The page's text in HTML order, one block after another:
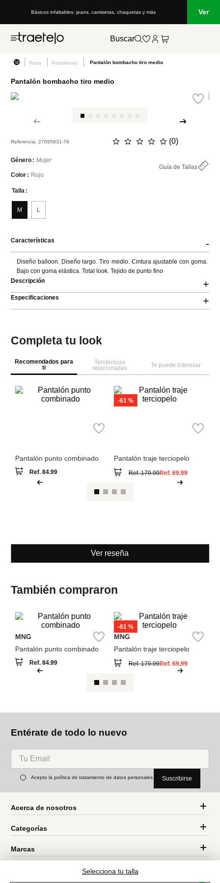
Básicos infaltables: jeans, camisetas, chaquetas y más Ver
Buscar
Ropa Pantalones Pantalón bombacho tiro medio
Pantalón bombacho tiro medio
Referencia:27095831-79 ☆ ☆ ☆ ☆ ☆ (0)
Género
Mujer
Guía de Tallas
Color
Rojo
Talla
L
M
Características -
Diseño balloon. Diseño largo. Tiro medio. Cintura ajustable con goma.
Bajo con goma elástica. Total look. Tejido de punto fino
Descripción
+
Especificaciones +
Selecciona tu talla
Completa tu look
Recomendados para
ti
Tendencias
relacionadas
Te puede interesar
Pantalón punto combinado
Ref.84.99
-61 %
Pantalón traje terciopelo
Ref.179.99Ref. 69.99
Ver reseña
También compraron
MNG
Pantalón punto combinado
Ref.84.99
-61 %
MNG
Pantalón traje terciopelo
Ref.179.99Ref. 69.99
Entérate de todo lo nuevo
Acepto la política de tratamiento de datos personales Suscribirse
Acerca de nosotros
Categorías
Marcas